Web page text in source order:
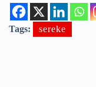
Tags: sereke